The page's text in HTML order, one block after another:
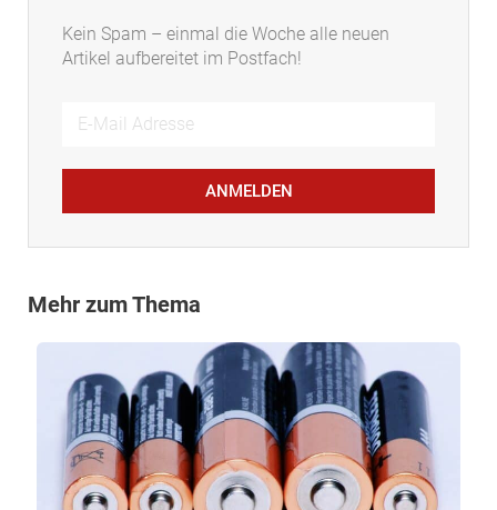
Kein Spam – einmal die Woche alle neuen
Artikel aufbereitet im Postfach!
ANMELDEN
Mehr zum Thema